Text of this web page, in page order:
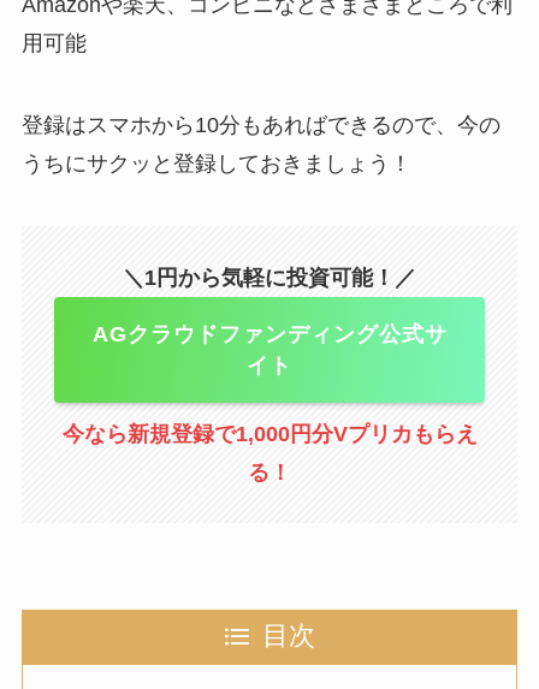
Amazonや楽天、コンビニなどさまざまところで利
用可能
登録はスマホから10分もあればできるので、今の
うちにサクッと登録しておきましょう！
＼1円から気軽に投資可能！／
AGクラウドファンディング公式サ
イト
今なら新規登録で1,000円分Vプリカもらえ
る！
目次